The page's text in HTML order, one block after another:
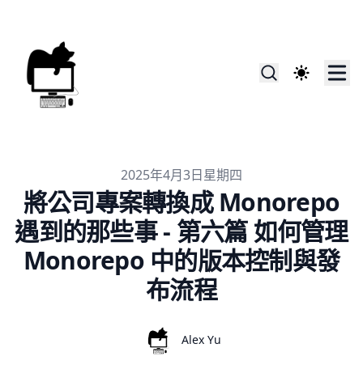
2025年4月3日星期四
將公司專案轉換成 Monorepo
遇到的那些事 - 第六篇 如何管理
Monorepo 中的版本控制與發
布流程
Name
Alex Yu